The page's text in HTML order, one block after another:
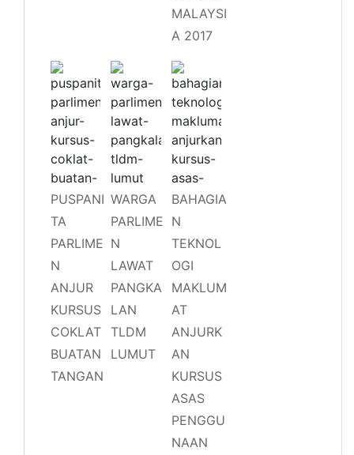
MALAYSI
A 2017
PUSPANI
TA
PARLIME
N
ANJUR
KURSUS
COKLAT
BUATAN
TANGAN
WARGA
PARLIME
N
LAWAT
PANGKA
LAN
TLDM
LUMUT
BAHAGIA
N
TEKNOL
OGI
MAKLUM
AT
ANJURK
AN
KURSUS
ASAS
PENGGU
NAAN